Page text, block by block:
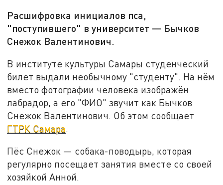
Расшифровка инициалов пса,
"поступившего" в университет — Бычков
Снежок Валентинович.
В институте культуры Самары студенческий
билет выдали необычному "студенту". На нём
вместо фотографии человека изображён
лабрадор, а его "ФИО" звучит как Бычков
Снежок Валентинович. Об этом сообщает
ГТРК Самара.
Пёс Снежок — собака-поводырь, которая
регулярно посещает занятия вместе со своей
хозяйкой Анной.